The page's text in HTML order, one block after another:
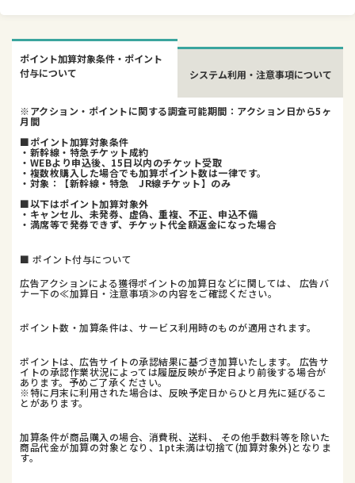
ポイント加算対象条件・ポイント
付与について
システム利用・注意事項について
※アクション・ポイントに関する調査可能期間：アクション日から5ヶ
月間
■ポイント加算対象条件
・新幹線・特急チケット成約
・WEBより申込後、15日以内のチケット受取
・複数枚購入した場合でも加算ポイント数は一律です。
・対象：【新幹線・特急 JR線チケット】のみ
■以下はポイント加算対象外
・キャンセル、未発券、虚偽、重複、不正、申込不備
・満席等で発券できず、チケット代全額返金になった場合
■ ポイント付与について
広告アクションによる獲得ポイントの加算日などに関しては、 広告バ
ナー下の≪加算日・注意事項≫の内容をご確認ください。
ポイント数・加算条件は、サービス利用時のものが適用されます。
ポイントは、広告サイトの承認結果に基づき加算いたします。 広告サ
イトの承認作業状況によっては履歴反映が予定日より前後する場合が
あります。予めご了承ください。
※特に月末に利用された場合は、反映予定日からひと月先に延びるこ
とがあります。
加算条件が商品購入の場合、消費税、送料、 その他手数料等を除いた
商品代金が加算の対象となり、1pt未満は切捨て(加算対象外)となりま
す。